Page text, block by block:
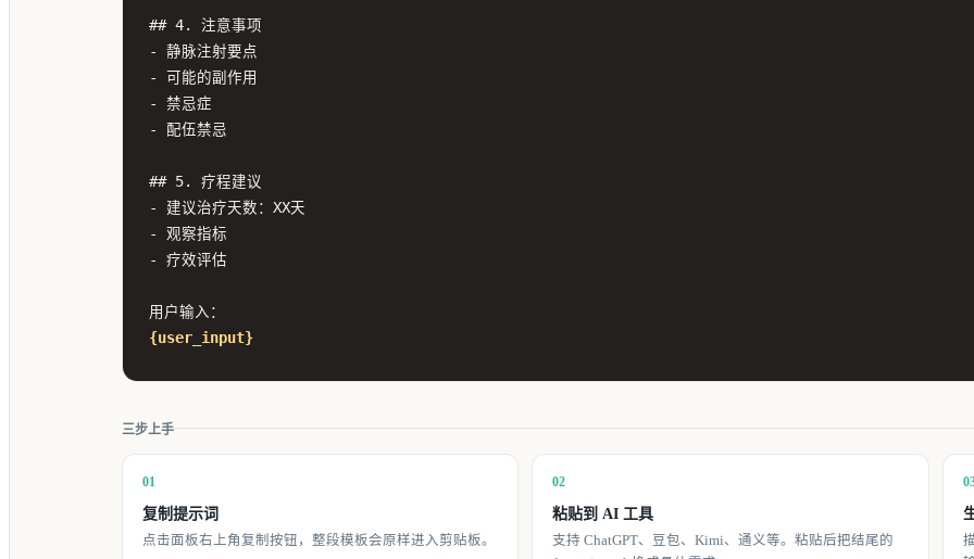
## 4. 注意事项
- 静脉注射要点
- 可能的副作用
- 禁忌症
- 配伍禁忌
## 5. 疗程建议
- 建议治疗天数：XX天
- 观察指标
- 疗效评估
{user_input}
三步上手
01
复制提示词
点击面板右上角复制按钮，整段模板会原样进入剪贴板。
02
粘贴到 AI 工具
支持 ChatGPT、豆包、Kimi、通义等。粘贴后把结尾的